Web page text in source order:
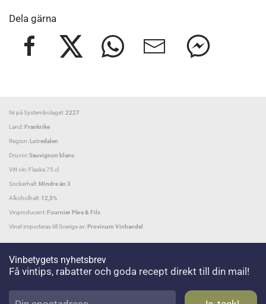
Dela gärna
Nr på Systembolaget:2227
Land:Frankrike
Region:Loiredalen
Druvor:Sauvignon blanc
Vitt vin: Flaska 75 cl
Sockerhalt:Mindre än 3
Alkoholhalt: 12,5%
Vinproducent:Fournier Père & Fils
Vinet importeras till Sverige av:Provinum Vinhandel
Vinbetygets nyhetsbrev
Få vintips, rabatter och goda recept direkt till din mail!